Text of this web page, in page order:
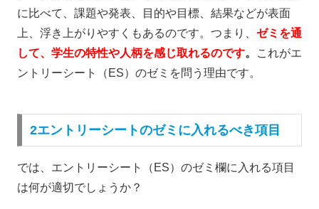
に比べて、課題や発表、目的や目標、結果などが表面
上、浮き上がりやすくもあるのです。つまり、 ゼミを通
して、学生の特性や人柄を感じ取れるのです。
これがエ
ントリーシート（ES）のゼミを問う理由です。
2エントリーシートのゼミに入れるべき項目
では、エントリーシート（ES）のゼミ欄に入れる項目
は何が適切でしょうか？